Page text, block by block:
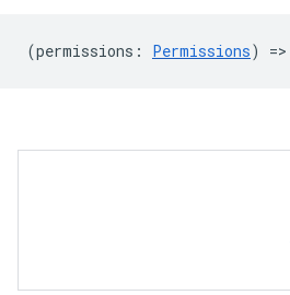
(permissions : Permissions) =>